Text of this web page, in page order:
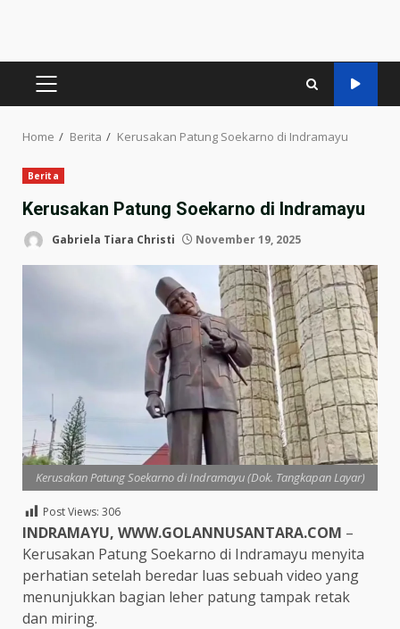
PRIMARY
Home Berita Kerusakan Patung Soekarno di Indramayu
Berita
Kerusakan Patung Soekarno di Indramayu
Gabriela Tiara Christi November 19, 2025
Kerusakan Patung Soekarno di Indramayu (Dok. Tangkapan Layar)
Post Views: 306
INDRAMAYU, WWW.GOLANNUSANTARA.COM –
Kerusakan Patung Soekarno di Indramayu menyita
perhatian setelah beredar luas sebuah video yang
menunjukkan bagian leher patung tampak retak
dan miring.